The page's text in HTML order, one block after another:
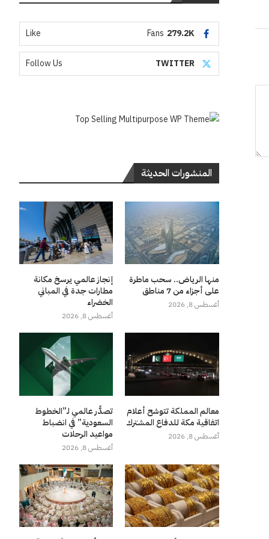
279.2K
Fans
Like
TWITTER
Follow Us
المنشورات الحديثة
منها الرياض.. سحب ماطرة
على أجزاء من 7 مناطق
أغسطس 8, 2026
إنجاز عالمي يرسخ مكانة
مطارات جدة في المباني
الخضراء
أغسطس 8, 2026
معالم المملكة تتوشح أعلام
اتفاقية مكة للدفاع المشترك
أغسطس 8, 2026
تصدُّر عالمي لـ”الخطوط
السعودية” في انضباط
مواعيد الرحلات
أغسطس 8, 2026